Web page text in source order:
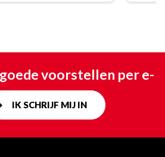
voorstellen per e-
IK SCHRIJF MIJ IN